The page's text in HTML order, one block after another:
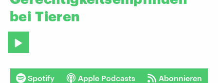
bei Tieren
Spotify Apple Podcasts Abonnieren